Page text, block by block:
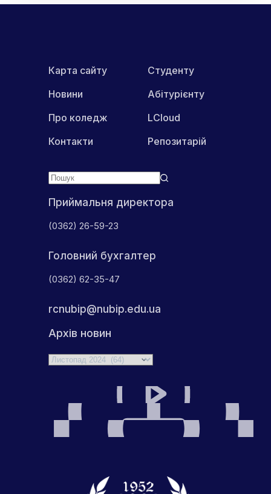
предмета
«Технології»
Приймальня директора
(0362) 26-59-23
Головний бухгалтер
(0362) 62-35-47
rcnubip@nubip.edu.ua
Архів новин
Архіви
Карта сайту
Новини
Про коледж
Контакти
Студенту
Абітурієнту
LCloud
Репозитарій